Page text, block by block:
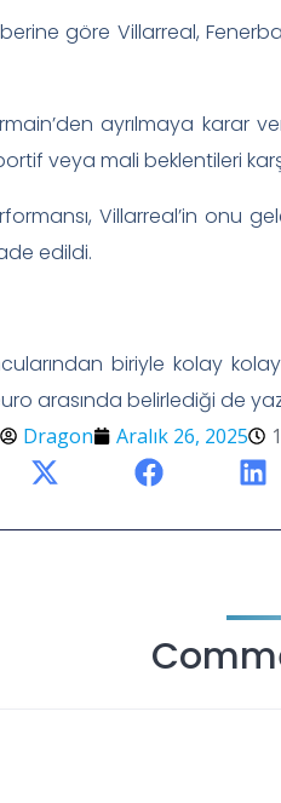
göre Villarreal,
ayrılmaya karar
veya mali beklentileri
Villarreal’in
edildi.
biriyle kolay
arasında belirlediği de
Dragon Aralık 26, 2025